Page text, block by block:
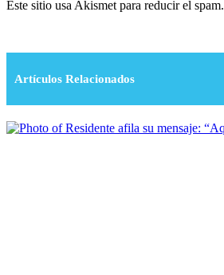
Este sitio usa Akismet para reducir el spam.
Artículos Relacionados